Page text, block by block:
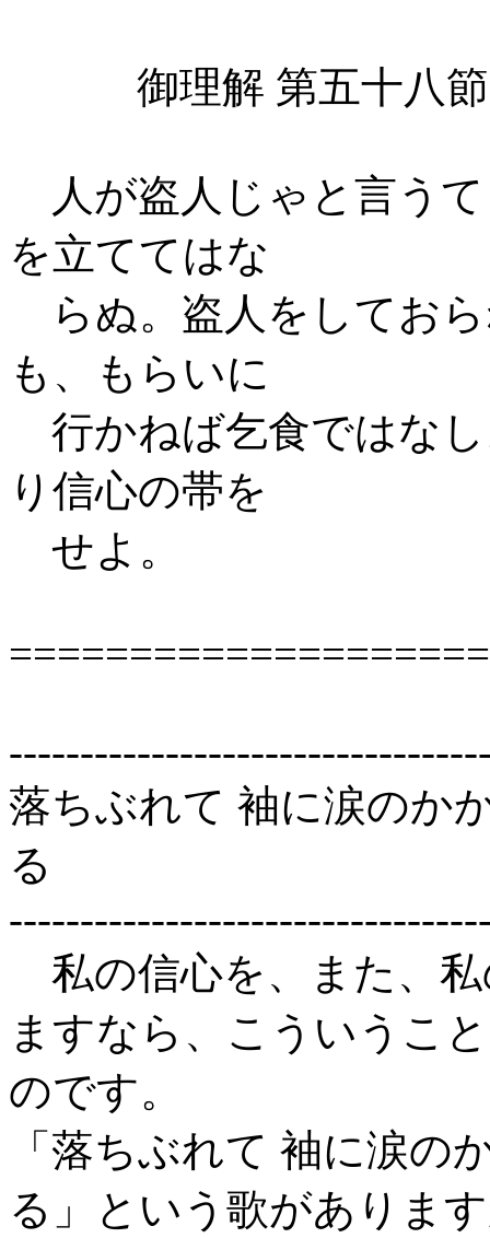
御理解 第五十八節
人が盗人じゃと言う
を立ててはな
らぬ。盗人をしてお
も、もらいに
行かねば乞食ではな
り信心の帯を
せよ。
落ちぶれて 袖に涙のか
る
私の信心を、また、
ますなら、こういうこ
のです。
「落ちぶれて 袖に涙の
る」という歌がありま